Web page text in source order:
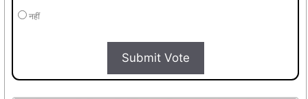
नहीं
Submit Vote